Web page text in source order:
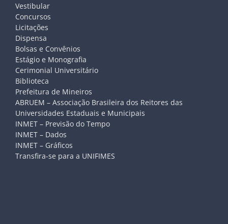
Vestibular
Concursos
Licitações
Dispensa
Bolsas e Convênios
Estágio e Monografia
Cerimonial Universitário
Biblioteca
Prefeitura de Mineiros
ABRUEM – Associação Brasileira dos Reitores das
Universidades Estaduais e Municipais
INMET – Previsão do Tempo
INMET – Dados
INMET – Gráficos
Transfira-se para a UNIFIMES